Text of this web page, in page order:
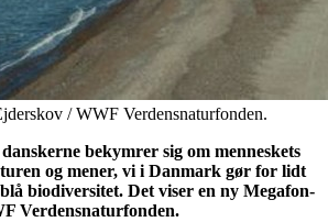
/ WWF Verdensnaturfonden.
bekymrer sig om menneskets
og mener, vi i Danmark gør for lidt
biodiversitet. Det viser en ny Megafon-
Verdensnaturfonden.